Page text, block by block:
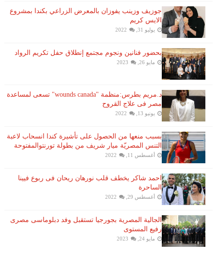
جوزيف وزينب يفوزان بالمعرض الزراعي بكندا بمشروع
الايس كريم
يوليو 31, 2022
بحضور فنانين ونجوم مجتمع إنطلاق حفل تكريم الرواد
مايو 26, 2023
د.مريم بطرس:منظمة "wounds canada" تسعى لمساعدة
مصر فى علاج القروح
يونيو 13, 2022
بسبب منعها من الحصول على تأشيرة كندا انسحاب لاعبة ​
التنس​ المصريّة ​ميار شريف​ من بطولة ​تورنتو​المفتوحة
أغسطس 11, 2022
احمد شاكر يخطف قلب نورهان ريحان فى ربوع فيينا
الساحرة
أغسطس 29, 2022
الجالية المصرية بجورجيا تستقبل وفد دبلوماسى مصرى
رفيع المستوى
مايو 24, 2023